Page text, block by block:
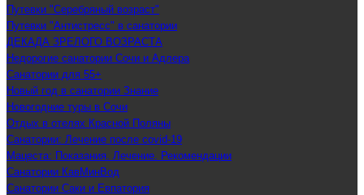
Путевки "Серебряный возраст"
Путевки "Антистресс" в санатории
ДЕКАДА ЗРЕЛОГО ВОЗРАСТА
Недорогие санатории Сочи и Адлера
Санатории для 55+
Новый год в санатории Знание
Новогодние туры в Сочи
Отдых в отелях Красной Поляны
Санатории: Лечение после covid-19
Мацеста: Показания. Лечение. Рекомендации
Санатории КавМинВод
Санатории Саки и Евпатория